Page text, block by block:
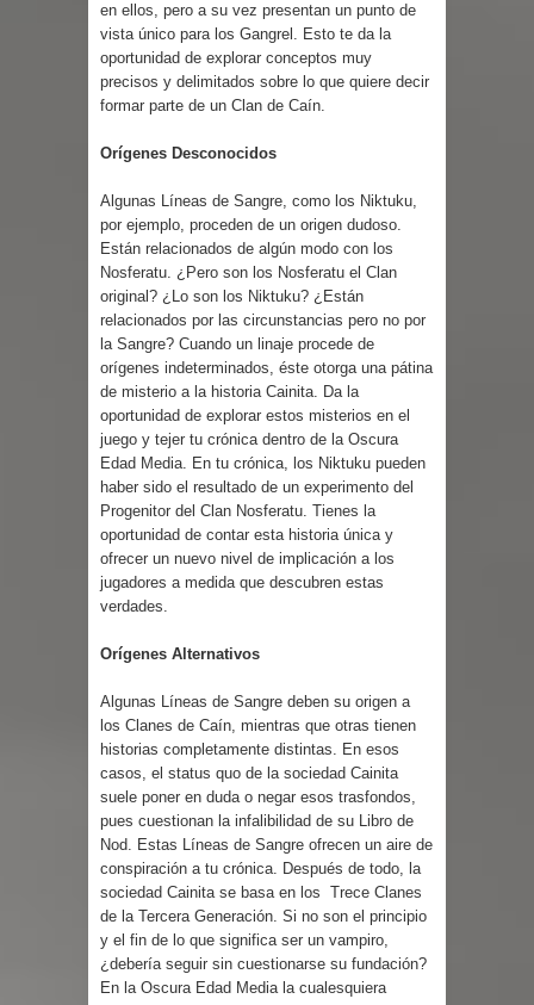
en ellos, pero a su vez presentan un punto de
vista único para los Gangrel. Esto te da la
oportunidad de explorar conceptos muy
precisos y delimitados sobre lo que quiere decir
formar parte de un Clan de Caín.
Orígenes Desconocidos
Algunas Líneas de Sangre, como los Niktuku,
por ejemplo, proceden de un origen dudoso.
Están relacionados de algún modo con los
Nosferatu. ¿Pero son los Nosferatu el Clan
original? ¿Lo son los Niktuku? ¿Están
relacionados por las circunstancias pero no por
la Sangre? Cuando un linaje procede de
orígenes indeterminados, éste otorga una pátina
de misterio a la historia Cainita. Da la
oportunidad de explorar estos misterios en el
juego y tejer tu crónica dentro de la Oscura
Edad Media. En tu crónica, los Niktuku pueden
haber sido el resultado de un experimento del
Progenitor del Clan Nosferatu. Tienes la
oportunidad de contar esta historia única y
ofrecer un nuevo nivel de implicación a los
jugadores a medida que descubren estas
verdades.
Orígenes Alternativos
Algunas Líneas de Sangre deben su origen a
los Clanes de Caín, mientras que otras tienen
historias completamente distintas. En esos
casos, el status quo de la sociedad Cainita
suele poner en duda o negar esos trasfondos,
pues cuestionan la infalibilidad de su Libro de
Nod. Estas Líneas de Sangre ofrecen un aire de
conspiración a tu crónica. Después de todo, la
sociedad Cainita se basa en los Trece Clanes
de la Tercera Generación. Si no son el principio
y el fin de lo que significa ser un vampiro,
¿debería seguir sin cuestionarse su fundación?
En la Oscura Edad Media la cualesquiera